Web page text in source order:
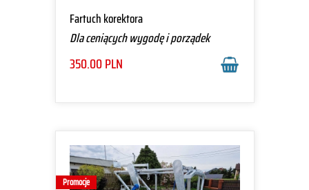
Fartuch korektora
Dla ceniących wygodę i porządek
350.00PLN
Promocje